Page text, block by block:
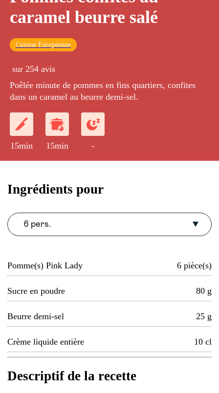
caramel beurre salé
Cuisine Européenne
sur 254 avis
Poêlée minute de pommes en fins quartiers, confites
dans un caramel au beurre demi-sel.
15min 15min -
Ingrédients pour
6 pers.
Pomme(s) Pink Lady 6 pièce(s)
Sucre en poudre 80 g
Beurre demi-sel 25 g
Crème liquide entière 10 cl
Descriptif de la recette